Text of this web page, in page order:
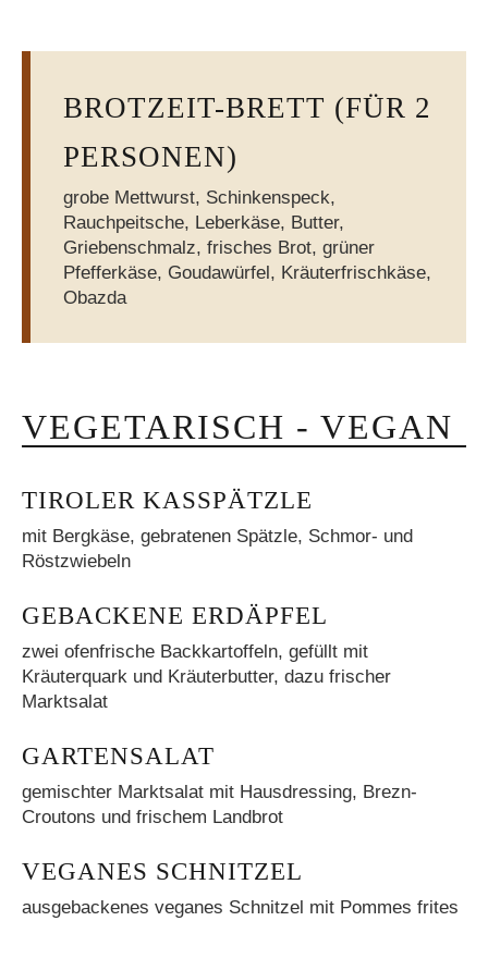
BROTZEIT-BRETT (FÜR 2
PERSONEN)
grobe Mettwurst, Schinkenspeck,
Rauchpeitsche, Leberkäse, Butter,
Griebenschmalz, frisches Brot, grüner
Pfefferkäse, Goudawürfel, Kräuterfrischkäse,
Obazda
VEGETARISCH - VEGAN
TIROLER KASSPÄTZLE
mit Bergkäse, gebratenen Spätzle, Schmor- und
Röstzwiebeln
GEBACKENE ERDÄPFEL
zwei ofenfrische Backkartoffeln, gefüllt mit
Kräuterquark und Kräuterbutter, dazu frischer
Marktsalat
GARTENSALAT
gemischter Marktsalat mit Hausdressing, Brezn-
Croutons und frischem Landbrot
VEGANES SCHNITZEL
ausgebackenes veganes Schnitzel mit Pommes frites